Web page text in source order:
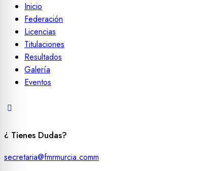
Inicio
Federación
Licencias
Titulaciones
Resultados
Galería
Eventos
¿ Tienes Dudas?
secretaria@fmrmurcia.comm